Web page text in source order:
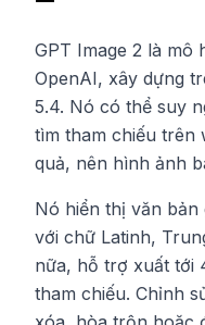
GPT Image 2 là mô
OpenAI, xây dựng
5.4. Nó có thể suy
tìm tham chiếu trên
quả, nên hình ảnh
Nó hiển thị văn
với chữ Latinh,
nữa, hỗ trợ xuất tới
tham chiếu. Chỉnh